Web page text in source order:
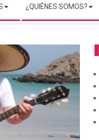
¿QUIÉNES SOMOS?